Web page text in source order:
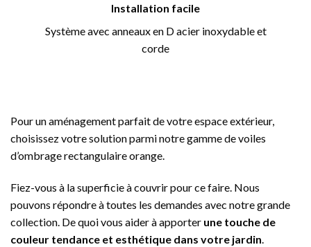
Installation facile
Système avec anneaux en D acier inoxydable et
corde
Pour un aménagement parfait de votre espace extérieur,
choisissez votre solution parmi notre gamme de voiles
d’ombrage rectangulaire orange.
Fiez-vous à la superficie à couvrir pour ce faire. Nous
pouvons répondre à toutes les demandes avec notre grande
collection. De quoi vous aider à apporter une touche de
couleur tendance et esthétique dans votre jardin